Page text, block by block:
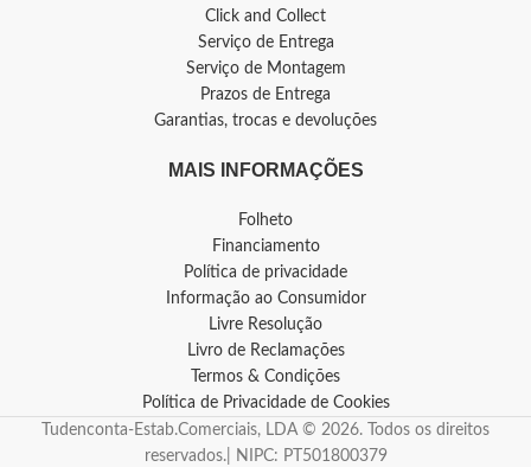
Click and Collect
Serviço de Entrega
Serviço de Montagem
Prazos de Entrega
Garantias, trocas e devoluções
MAIS INFORMAÇÕES
Folheto
Financiamento
Política de privacidade
Informação ao Consumidor
Livre Resolução
Livro de Reclamações
Termos & Condições
Política de Privacidade de Cookies
Tudenconta-Estab.Comerciais, LDA © 2026. Todos os direitos
reservados.| NIPC: PT501800379